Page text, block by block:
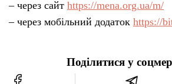
– через сайт https://mena.org.ua/m/
– через мобільний додаток https://
Поділитися у